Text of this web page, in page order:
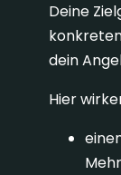
Deine
dein
Hier